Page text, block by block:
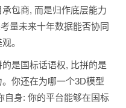
包商, 而是归作底层能力
量未来十年数据能否协同
。
是国标话语权, 比拼的是
你还在为哪一个3D模型
自身: 你的平台能够在国标